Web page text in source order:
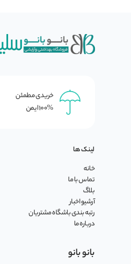
خریدی مطمئن
100% ایمن
لینک ها
خانه
تماس با ما
بلاگ
آرشیو اخبار
رتبه بندی باشگاه مشتریان
درباره ما
بانو بانو